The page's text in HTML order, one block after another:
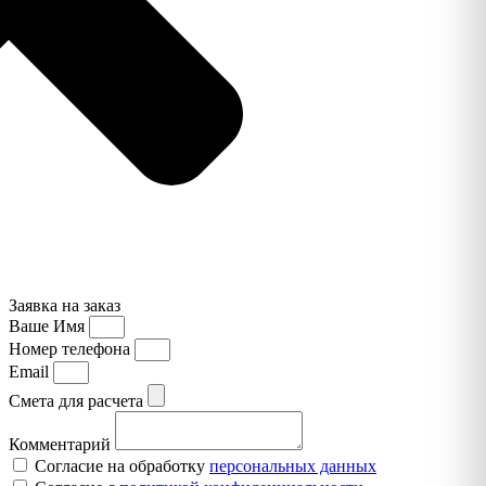
Заявка на заказ
Ваше Имя
Номер телефона
Email
Смета для расчета
Комментарий
Согласие на обработку персональных данных